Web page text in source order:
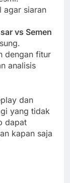
agar siaran
vs Semen
dengan fitur
analisis
dan
yang tidak
dapat
kapan saja